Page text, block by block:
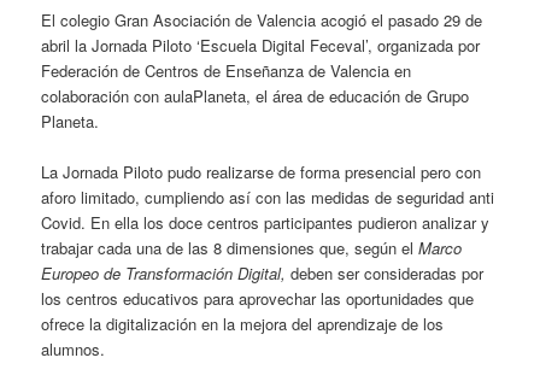
El colegio Gran Asociación de Valencia acogió el pasado 29 de
abril la Jornada Piloto ‘Escuela Digital Feceval’, organizada por
Federación de Centros de Enseñanza de Valencia en
colaboración con aulaPlaneta, el área de educación de Grupo
Planeta.
La Jornada Piloto pudo realizarse de forma presencial pero con
aforo limitado, cumpliendo así con las medidas de seguridad anti
Covid. En ella los doce centros participantes pudieron analizar y
trabajar cada una de las 8 dimensiones que, según elMarco
Europeo de Transformación Digital, deben ser consideradas por
los centros educativos para aprovechar las oportunidades que
ofrece la digitalización en la mejora del aprendizaje de los
alumnos.